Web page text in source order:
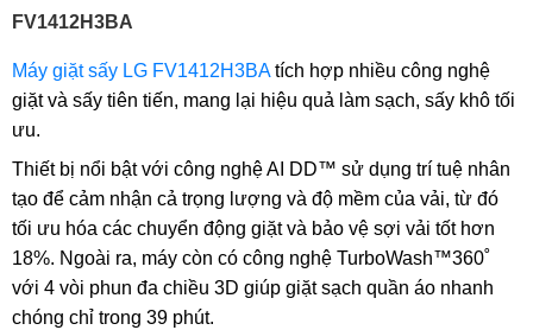
FV1412H3BA
Máy giặt sấy LG FV1412H3BAtích hợp nhiều công nghệ
giặt và sấy tiên tiến, mang lại hiệu quả làm sạch, sấy khô tối
ưu.
Thiết bị nổi bật với công nghệ AI DD™ sử dụng trí tuệ nhân
tạo để cảm nhận cả trọng lượng và độ mềm của vải, từ đó
tối ưu hóa các chuyển động giặt và bảo vệ sợi vải tốt hơn
18%. Ngoài ra, máy còn có công nghệ TurboWash™360˚
với 4 vòi phun đa chiều 3D giúp giặt sạch quần áo nhanh
chóng chỉ trong 39 phút.